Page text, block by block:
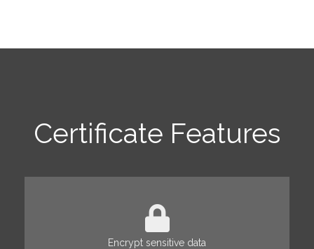
Certificate Features
Encrypt sensitive data